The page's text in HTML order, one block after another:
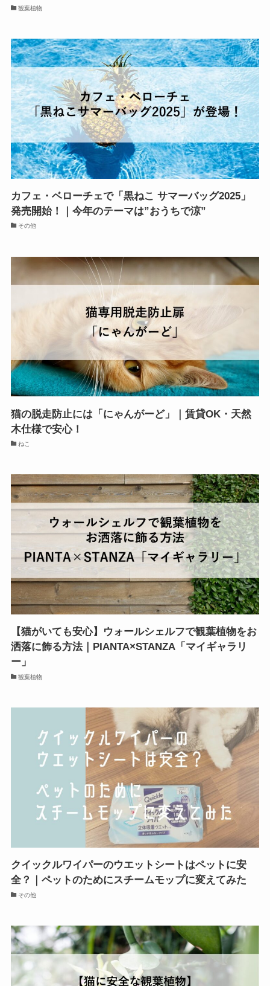
観葉植物
カフェ・ベローチェで「黒ねこ サマーバッグ2025」
発売開始！｜今年のテーマは”おうちで涼”
その他
猫の脱走防止には「にゃんがーど」｜賃貸OK・天然
木仕様で安心！
ねこ
【猫がいても安心】ウォールシェルフで観葉植物をお
洒落に飾る方法｜PIANTA×STANZA「マイギャラリ
ー」
観葉植物
クイックルワイパーのウエットシートはペットに安
全？｜ペットのためにスチームモップに変えてみた
その他